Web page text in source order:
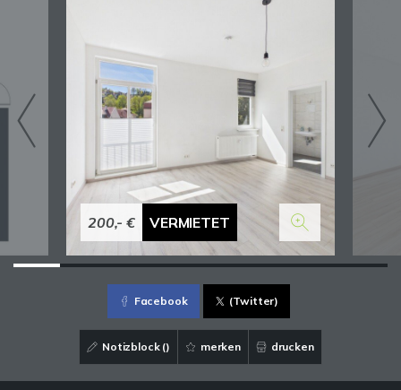
200,- € VERMIETET
Facebook (Twitter)
Notizblock () merken drucken